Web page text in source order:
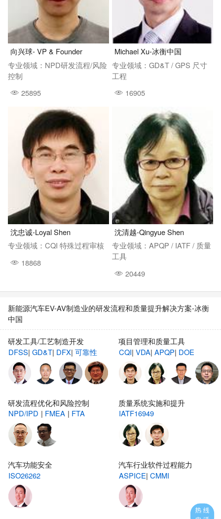
向兴球- VP & Founder
专业领域：NPD研发流程/风险
控制
25895
Michael Xu-冰衡中国
专业领域：GD&T / GPS 尺寸
工程
16905
沈忠诚-Loyal Shen
专业领域：CQI 特殊过程审核
18868
沈清越-Qingyue Shen
专业领域：APQP / IATF / 质量
工具
20449
新能源汽车EV-AV制造业的研发流程和质量提升解决方案-冰衡
中国
研发工具/工艺制造开发
DFSS| GD&T| DFX| 可靠性
项目管理和质量工具
CQI| VDA| APQP| DOE
研发流程优化和风险控制
NPD/IPD | FMEA | FTA
质量系统实施和提升
IATF16949
汽车功能安全
ISO26262
汽车行业软件过程能力
ASPICE| CMMI